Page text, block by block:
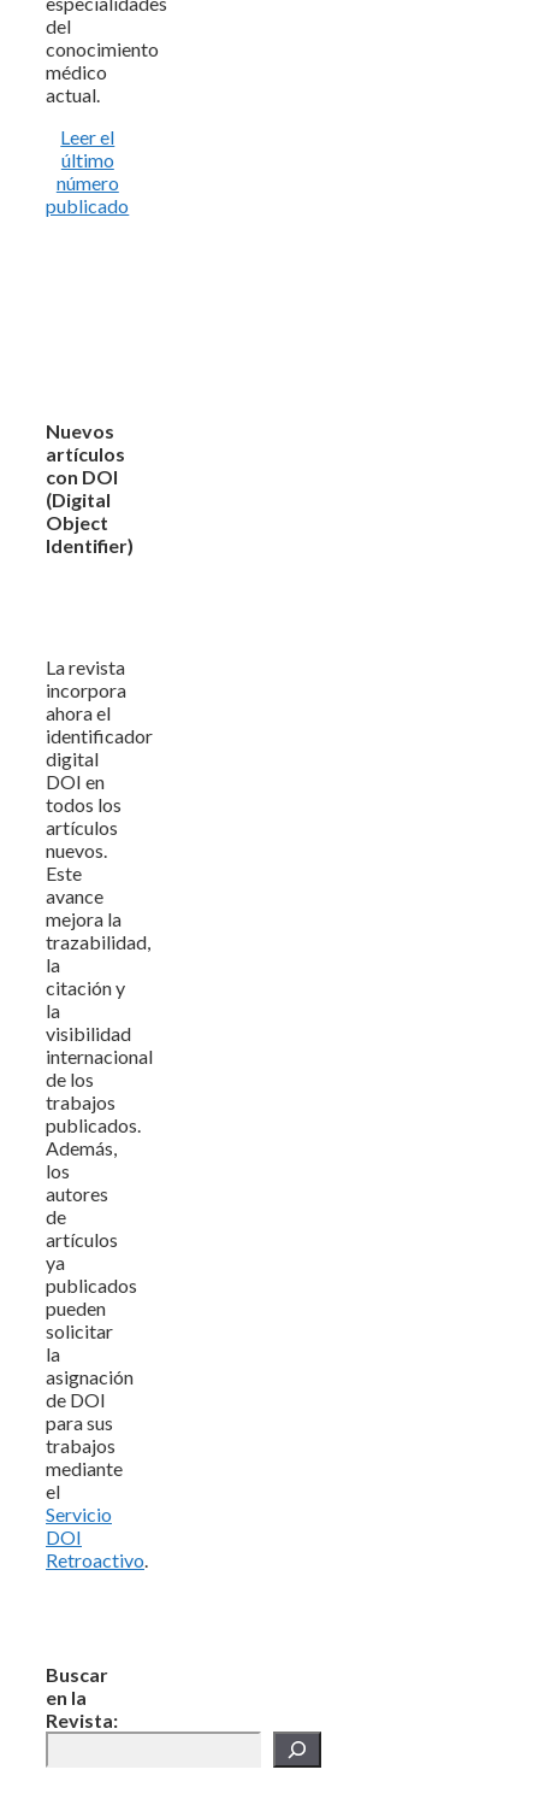
del
conocimiento
médico
actual.
Leer el
último
número
publicado
Nuevos
artículos
con DOI
(Digital
Object
Identifier)
La revista
incorpora
ahora el
identificador
digital
DOI en
todos los
artículos
nuevos.
Este
avance
mejora la
trazabilidad,
la
citación y
la
visibilidad
internacional
de los
trabajos
publicados.
Además,
los
autores
de
artículos
ya
publicados
pueden
solicitar
la
asignación
de DOI
para sus
trabajos
mediante
el
Servicio
DOI
Retroactivo
Buscar
en la
Revista: